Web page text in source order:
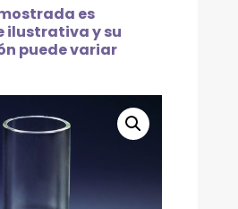
es
ilustrativa y su
puede variar